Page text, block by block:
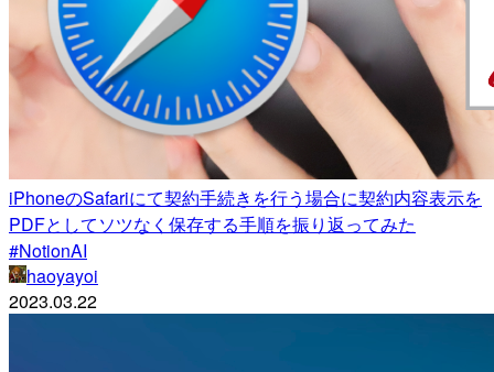
iPhoneのSafariにて契約手続きを行う場合に契約内容表示を
PDFとしてソツなく保存する手順を振り返ってみた
#NotionAI
haoyayoi
2023.03.22